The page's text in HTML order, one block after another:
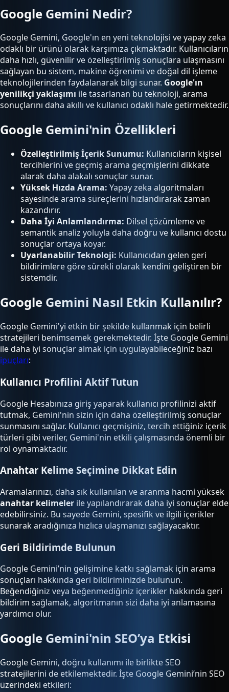
Google Gemini Nedir?
Google Gemini, Google'ın en yeni teknolojisi ve yapay zeka
odaklı bir ürünü olarak karşımıza çıkmaktadır. Kullanıcıların
daha hızlı, güvenilir ve özelleştirilmiş sonuçlara ulaşmasını
sağlayan bu sistem, makine öğrenimi ve doğal dil işleme
teknolojilerinden faydalanarak bilgi sunar. Google'ın
yenilikçi yaklaşımı ile tasarlanan bu teknoloji, arama
sonuçlarını daha akıllı ve kullanıcı odaklı hale getirmektedir.
Google Gemini'nin Özellikleri
Özelleştirilmiş İçerik Sunumu: Kullanıcıların kişisel
tercihlerini ve geçmiş arama geçmişlerini dikkate
alarak daha alakalı sonuçlar sunar.
Yüksek Hızda Arama: Yapay zeka algoritmaları
sayesinde arama süreçlerini hızlandırarak zaman
kazandırır.
Daha İyi Anlamlandırma: Dilsel çözümleme ve
semantik analiz yoluyla daha doğru ve kullanıcı dostu
sonuçlar ortaya koyar.
Uyarlanabilir Teknoloji: Kullanıcıdan gelen geri
bildirimlere göre sürekli olarak kendini geliştiren bir
sistemdir.
Google Gemini Nasıl Etkin Kullanılır?
Google Gemini'yi etkin bir şekilde kullanmak için belirli
stratejileri benimsemek gerekmektedir. İşte Google Gemini
ile daha iyi sonuçlar almak için uygulayabileceğiniz bazı
ipuçları:
Kullanıcı Profilini Aktif Tutun
Google Hesabınıza giriş yaparak kullanıcı profilinizi aktif
tutmak, Gemini'nin sizin için daha özelleştirilmiş sonuçlar
sunmasını sağlar. Kullanıcı geçmişiniz, tercih ettiğiniz içerik
türleri gibi veriler, Gemini'nin etkili çalışmasında önemli bir
rol oynamaktadır.
Anahtar Kelime Seçimine Dikkat Edin
Aramalarınızı, daha sık kullanılan ve aranma hacmi yüksek
anahtar kelimeler ile yapılandırarak daha iyi sonuçlar elde
edebilirsiniz. Bu sayede Gemini, spesifik ve ilgili içerikler
sunarak aradığınıza hızlıca ulaşmanızı sağlayacaktır.
Geri Bildirimde Bulunun
Google Gemini’nin gelişimine katkı sağlamak için arama
sonuçları hakkında geri bildiriminizde bulunun.
Beğendiğiniz veya beğenmediğiniz içerikler hakkında geri
bildirim sağlamak, algoritmanın sizi daha iyi anlamasına
yardımcı olur.
Google Gemini'nin SEO’ya Etkisi
Google Gemini, doğru kullanımı ile birlikte SEO
stratejilerini de etkilemektedir. İşte Google Gemini’nin SEO
üzerindeki etkileri: